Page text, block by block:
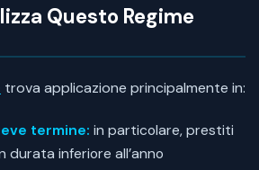
Questo Regime
trova applicazione principalmente in:
termine: in particolare, prestiti
durata inferiore all’anno